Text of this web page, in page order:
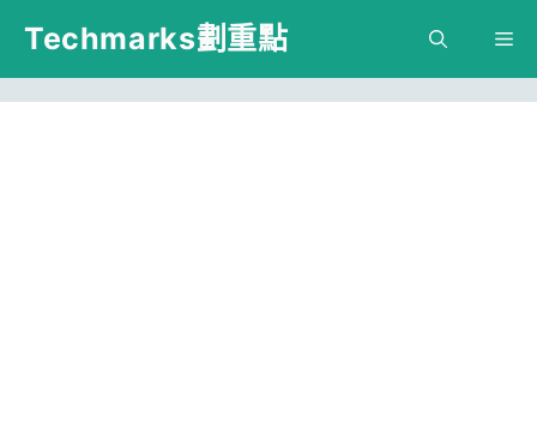
跳
主
Techmarks劃重點